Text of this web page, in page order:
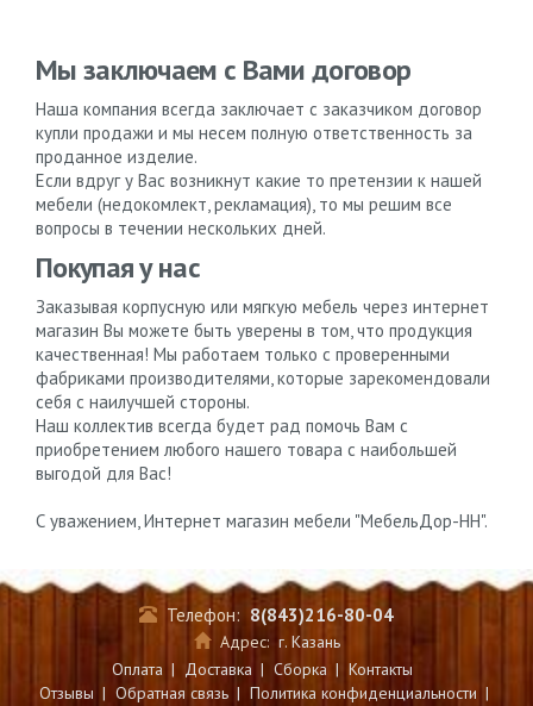
Мы заключаем с Вами договор
Наша компания всегда заключает с заказчиком договор
купли продажи и мы несем полную ответственность за
проданное изделие.
Если вдруг у Вас возникнут какие то претензии к нашей
мебели (недокомлект, рекламация), то мы решим все
вопросы в течении нескольких дней.
Покупая у нас
Заказывая корпусную или мягкую мебель через интернет
магазин Вы можете быть уверены в том, что продукция
качественная! Мы работаем только с проверенными
фабриками производителями, которые зарекомендовали
себя с наилучшей стороны.
Наш коллектив всегда будет рад помочь Вам с
приобретением любого нашего товара с наибольшей
выгодой для Вас!
С уважением, Интернет магазин мебели "МебельДор-НН".
Телефон: 8(843)216-80-04
Адрес:г. Казань
Оплата | Доставка | Сборка | Контакты
Отзывы | Обратная связь | Политика конфиденциальности |